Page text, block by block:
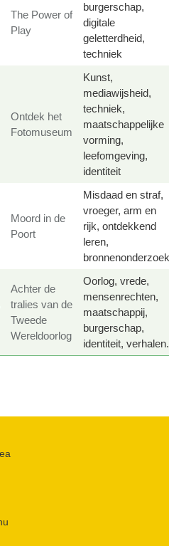
The Power of
Play
burgerschap,
digitale
geletterdheid,
techniek
Ontdek het
Fotomuseum
Kunst,
mediawijsheid,
techniek,
maatschappelijke
vorming,
leefomgeving,
identiteit
Moord in de
Poort
Misdaad en straf,
vroeger, arm en
rijk, ontdekkend
leren,
bronnenonderzoek
Achter de
tralies van de
Tweede
Wereldoorlog
Oorlog, vrede,
mensenrechten,
maatschappij,
burgerschap,
identiteit, verhalen.